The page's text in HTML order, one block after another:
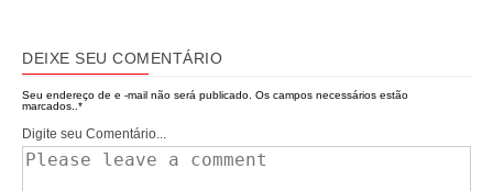
DEIXE SEU COMENTÁRIO
Seu endereço de e -mail não será publicado. Os campos necessários estão
marcados.. *
Digite seu Comentário...